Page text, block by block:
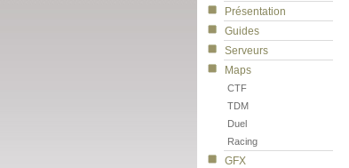
Présentation
Guides
Serveurs
Maps
CTF
TDM
Duel
Racing
GFX